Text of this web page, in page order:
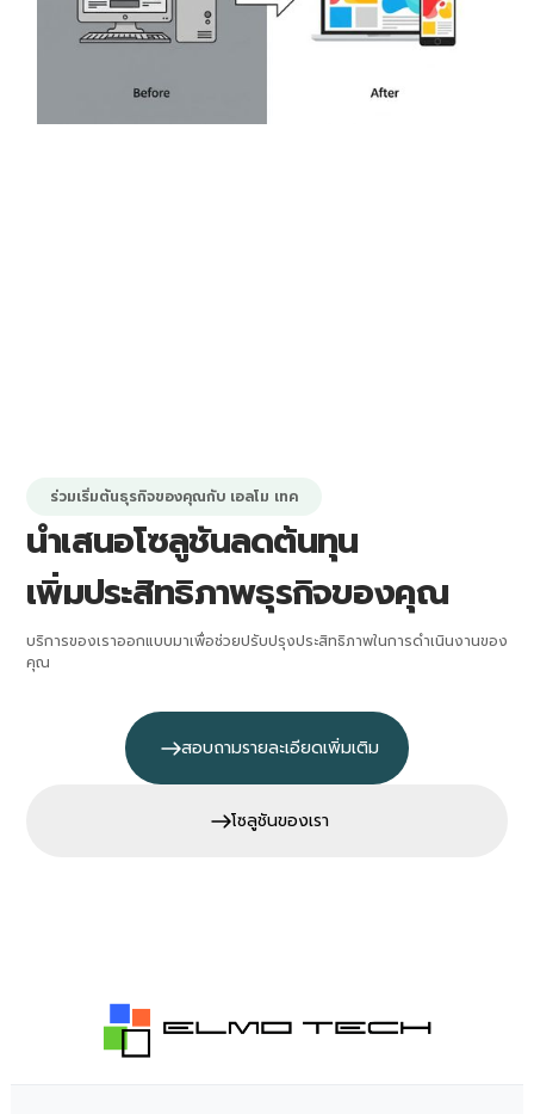
ร่วมเริ่มต้นธุรกิจของคุณกับ เอลโม เทค
นำเสนอโซลูชันลดต้นทุน
เพิ่มประสิทธิภาพธุรกิจของคุณ
บริการของเราออกแบบมาเพื่อช่วยปรับปรุงประสิทธิภาพในการดำเนินงานของ
คุณ
สอบถามรายละเอียดเพิ่มเติม
โซลูชันของเรา